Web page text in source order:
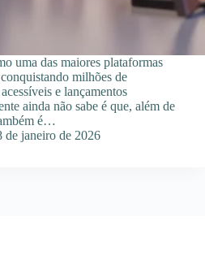
uma das maiores plataformas
milhões de
e lançamentos
ainda não sabe é que, além de
é…
de janeiro de 2026